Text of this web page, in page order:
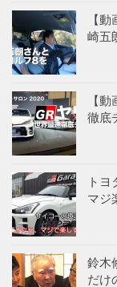
【
崎五
【
徹底
ト
マジ
鈴木
だけ